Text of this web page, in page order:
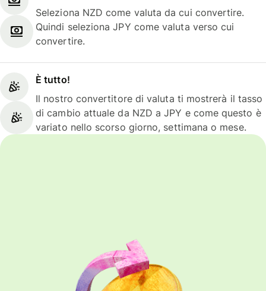
Seleziona NZD come valuta da cui convertire.
Quindi seleziona JPY come valuta verso cui
convertire.
È tutto!
Il nostro convertitore di valuta ti mostrerà il tasso
di cambio attuale da NZD a JPY e come questo è
variato nello scorso giorno, settimana o mese.